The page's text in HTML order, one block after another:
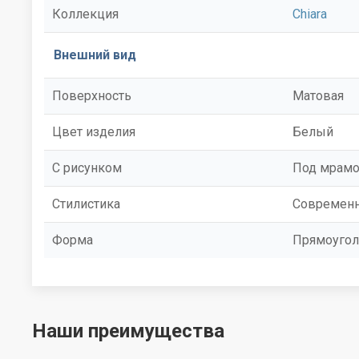
Коллекция Chiara
Внешний вид
Поверхность Матовая
Цвет изделия Белый
С рисунком Под
Стилистика
Форма
Наши преимущества